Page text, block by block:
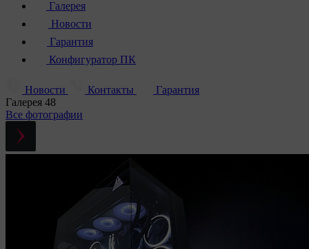
Галерея
Новости
Гарантия
Конфигуратор ПК
Новости Контакты
Гарантия
Галерея 48
Все фотографии